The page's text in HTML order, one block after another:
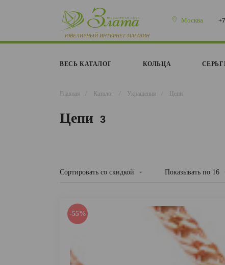
Москва
ВЕСЬ КАТАЛОГ КОЛЬЦА
Главная Каталог Украшения Цепи
Цепи 3
Сортировать со скидкой Показывать по 16
-55%